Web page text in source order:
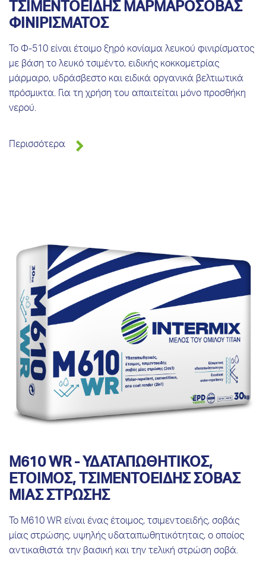
ΤΣΙΜΕΝΤΟΕΙΔΗΣ ΜΑΡΜΑΡΟΣΟΒΑΣ
ΦΙΝΙΡΙΣΜΑΤΟΣ
Το Φ-510 είναι έτοιμο ξηρό κονίαμα λευκού φινιρίσματος
με βάση το λευκό τσιμέντο, ειδικής κοκκομετρίας
μάρμαρο, υδράσβεστο και ειδικά οργανικά βελτιωτικά
πρόσμικτα. Για τη χρήση του απαιτείται μόνο προσθήκη
νερού.
Περισσότερα
M610 WR - ΥΔΑΤΑΠΩΘΗΤΙΚΟΣ,
ΕΤΟΙΜΟΣ, ΤΣΙΜΕΝΤΟΕΙΔΗΣ ΣΟΒΑΣ
ΜΙΑΣ ΣΤΡΩΣΗΣ
Το Μ610 WR είναι ένας έτοιμος, τσιμεντοειδής, σοβάς
μίας στρώσης, υψηλής υδαταπωθητικότητας, ο οποίος
αντικαθιστά την βασική και την τελική στρώση σοβά.